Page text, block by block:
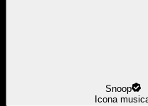
Snoop
Icona